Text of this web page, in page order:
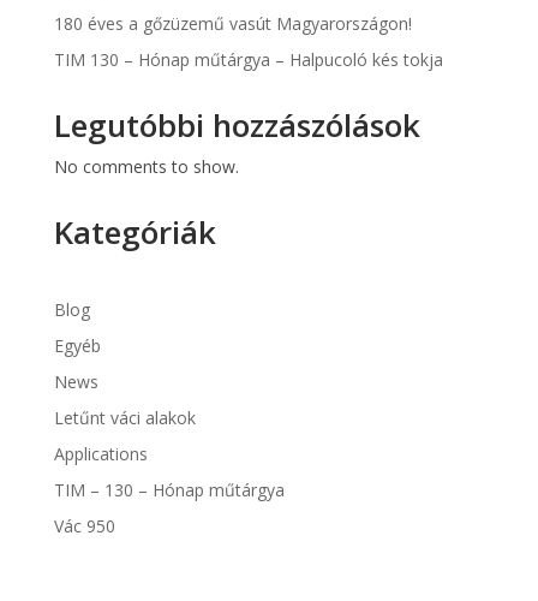
180 éves a gőzüzemű vasút Magyarországon!
TIM 130 – Hónap műtárgya – Halpucoló kés tokja
Legutóbbi hozzászólások
No comments to show.
Kategóriák
Blog
Egyéb
News
Letűnt váci alakok
Applications
TIM – 130 – Hónap műtárgya
Vác 950